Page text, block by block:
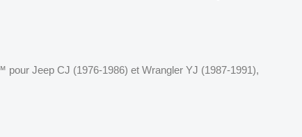
Jeep CJ (1976-1986) et Wrangler YJ (1987-1991),